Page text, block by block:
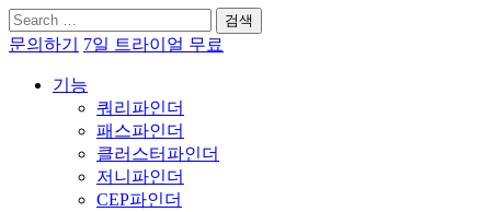
검
색:
문의하기 7일 트라이얼 무료
기능
쿼리파인더
패스파인더
클러스터파인더
저니파인더
CEP파인더